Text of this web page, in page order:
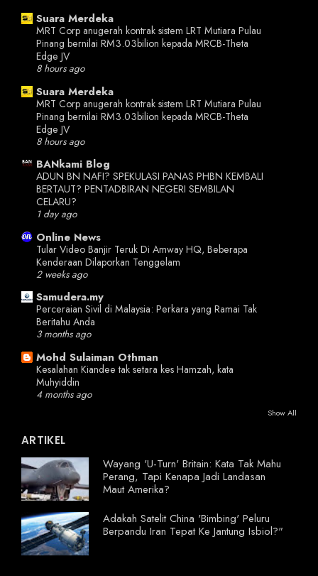
Suara Merdeka
MRT Corp anugerah kontrak sistem LRT Mutiara Pulau
Pinang bernilai RM3.03 ​​bilion kepada MRCB-Theta
Edge JV
8 hours ago
Suara Merdeka
MRT Corp anugerah kontrak sistem LRT Mutiara Pulau
Pinang bernilai RM3.03 ​​bilion kepada MRCB-Theta
Edge JV
8 hours ago
BANkami Blog
ADUN BN NAFI? SPEKULASI PANAS PHBN KEMBALI
BERTAUT? PENTADBIRAN NEGERI SEMBILAN
CELARU?
1 day ago
Online News
Tular Video Banjir Teruk Di Amway HQ, Beberapa
Kenderaan Dilaporkan Tenggelam
2 weeks ago
Samudera.my
Perceraian Sivil di Malaysia: Perkara yang Ramai Tak
Beritahu Anda
3 months ago
Mohd Sulaiman Othman
Kesalahan Kiandee tak setara kes Hamzah, kata
Muhyiddin
4 months ago
Show All
ARTIKEL
Wayang 'U-Turn' Britain: Kata Tak Mahu
Perang, Tapi Kenapa Jadi Landasan
Maut Amerika?
Adakah Satelit China 'Bimbing' Peluru
Berpandu Iran Tepat Ke Jantung Isbiol?"